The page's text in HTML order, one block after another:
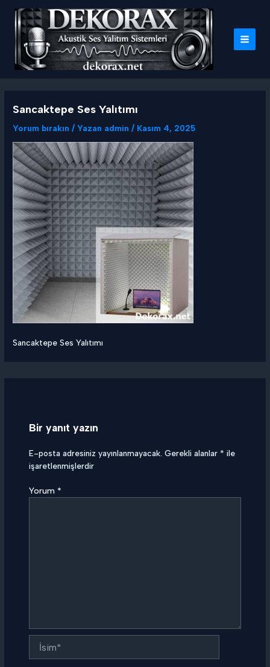
Sancaktepe Ses Yalıtımı
Yorum bırakın / Yazan admin/ Kasım 4, 2025
Sancaktepe Ses Yalıtımı
Bir yanıt yazın
E-posta adresiniz yayınlanmayacak. Gerekli alanlar * ile
işaretlenmişlerdir
Yorum *
İsim*